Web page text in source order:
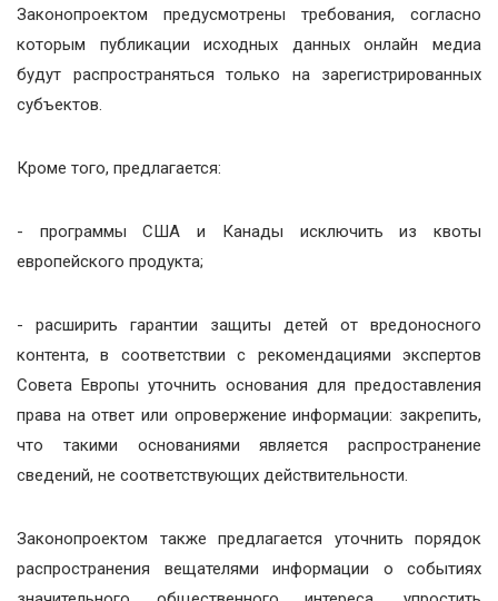
Законопроектом предусмотрены требования, согласно
которым публикации исходных данных онлайн медиа
будут распространяться только на зарегистрированных
субъектов.
Кроме того, предлагается:
- программы США и Канады исключить из квоты
европейского продукта;
- расширить гарантии защиты детей от вредоносного
контента, в соответствии с рекомендациями экспертов
Совета Европы уточнить основания для предоставления
права на ответ или опровержение информации: закрепить,
что такими основаниями является распространение
сведений, не соответствующих действительности.
Законопроектом также предлагается уточнить порядок
распространения вещателями информации о событиях